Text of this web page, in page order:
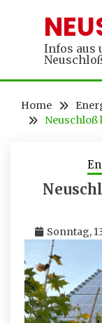
Infos aus
Home
Sonntag,